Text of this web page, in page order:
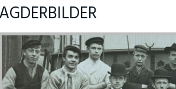
AGDERBILDER